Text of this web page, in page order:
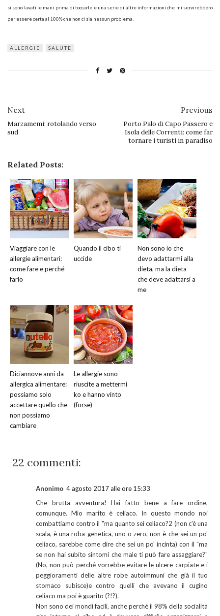
si sono lavati le mani prima di toccarle e una serie di altre informazioni che mi servirebbero
per essere certa al 100% che non ci sia nessun problema.
ALLERGIE SALUTE
Next
Marzamemi: rotolando verso
sud
Previous
Porto Palo di Capo Passero e
Isola delle Correnti: come far
tornare i turisti in paradiso
Related Posts:
Viaggiare con le
allergie alimentari:
come fare e perché
farlo
Quando il cibo ti
uccide
Non sono io che
devo adattarmi alla
dieta, ma la dieta
che deve adattarsi a
me
Diciannove anni da
allergica alimentare:
possiamo solo
accettare quello che
non possiamo
cambiare
Le allergie sono
riuscite a mettermi
ko e hanno vinto
(forse)
22 commenti:
Anonimo 4 agosto 2017 alle ore 15:33
Che brutta avventura! Hai fatto bene a fare ordine,
comunque. Mio marito è celiaco. In questo mondo noi
combattiamo contro il "ma quanto sei celiaco?2 (non c'è una
scala, è una roba genetica, uno o zero, non è che sei un po'
celiaco, sarebbe come dire che sei un po' incinta) con il "ma
se non hai subito sintomi che male ti può fare assaggiare?"
(No, non può perché vorrebbe evitare le ulcere carpiate e i
peggioramenti delle altre robe autoimmuni che già il tuo
stomaco subisce)e contro quelli che avevano il cugino
celiaco ma poi è guarito (?!?).
Non sono dei mondi facili, anche perché il 98% della socialità